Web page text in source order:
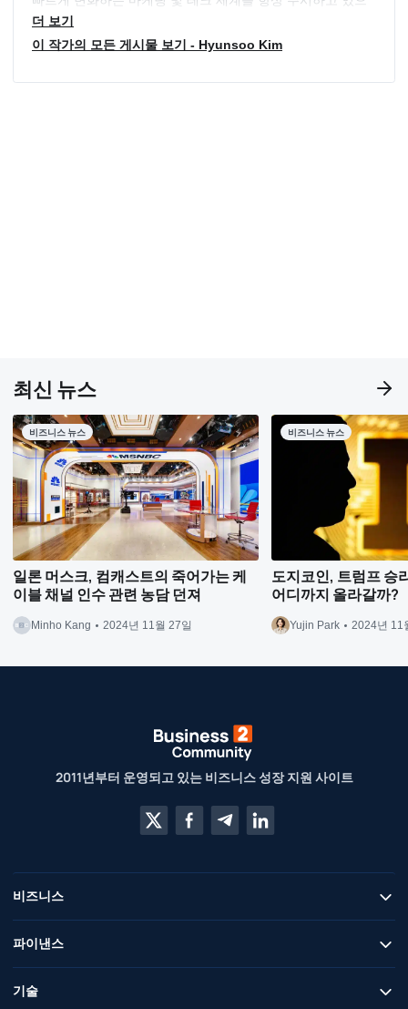
며, 독자들의 요구에 부응하기 위해 늘 최신 동향을 파악하고
있습니다.
더 보기
이 작가의 모든 게시물 보기 - Hyunsoo Kim
최신 뉴스
일론 머스크, 컴캐스트의 죽어가는 케
이블 채널 인수 관련 농담 던져
Minho Kang 2024년 11월 27일
비즈니스 뉴스
도지코인, 트럼프 승
어디까지 올라갈까?
Yujin Park 2024년 11
비즈니스 뉴스
2011년부터 운영되고 있는 비즈니스 성장 지원 사이트
비즈니스
파이낸스
기술